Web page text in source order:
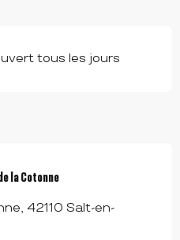
tous les jours
la Cotonne
42110 Salt-en-